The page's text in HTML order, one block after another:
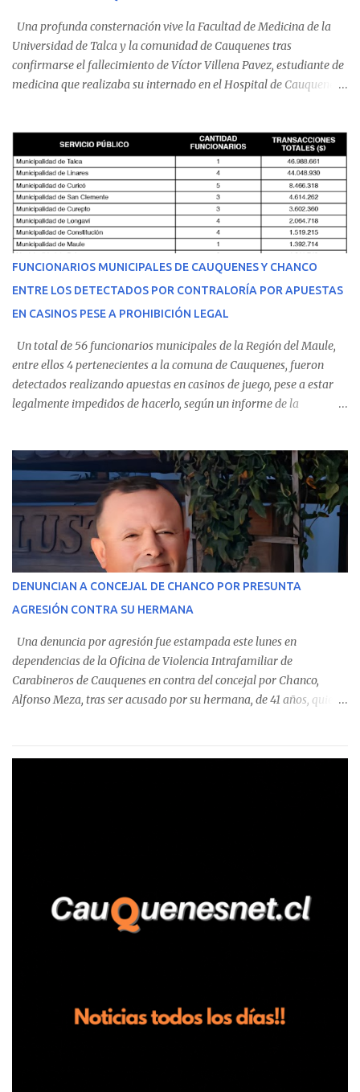
Una profunda consternación vive la Facultad de Medicina de la
Universidad de Talca y la comunidad de Cauquenes tras
confirmarse el fallecimiento de Víctor Villena Pavez, estudiante de
medicina que realizaba su internado en el Hospital de Cauquenes.
malestares físicos. Dada la complejidad de su estado de salud, el
equipo médico determinó su traslado de urgencia al Hospital
Regional de Talca y dado la urgencia la ambulancia partió hacia
Talca con escolta de Carabineros. En medio del traslado, el
estudiante de medicina de 25 años, se agravó y pese a los esfuerzos
del personal de emergencia terminó falleciendo, sin alcanzar a
recibir atención especializada en el centro de destino. Apenas se
conoció la gravedad de su condición, sus padres —residentes en
Villarrica— se trasladaron a Cauquenes con la esperanza de una
evolución favorable. No obstante, alrededo...
FUNCIONARIOS MUNICIPALES DE CAUQUENES Y CHANCO
ENTRE LOS DETECTADOS POR CONTRALORÍA POR APUESTAS
EN CASINOS PESE A PROHIBICIÓN LEGAL
Un total de 56 funcionarios municipales de la Región del Maule,
entre ellos 4 pertenecientes a la comuna de Cauquenes, fueron
detectados realizando apuestas en casinos de juego, pese a estar
legalmente impedidos de hacerlo, según un informe de la
estableció que estos funcionarios —quienes administran o
custodian fondos públicos— efectuaron transacciones por un
monto total de $116.075.918 entre enero de 2024 y junio de 2025.
En el detalle regional, se indica que en la comuna de Cauquenes se
identificó a cuatro funcionarios involucrados en este tipo de
operaciones. Asimismo, se precisa que uno de los casos
corresponde a un funcionario de la Municipalidad de Chanco,
detectaron incumplimientos a la normativa vigente. El informe
precisa que la mayor cantidad de dinero apostado se registró en
Talca, donde...
DENUNCIAN A CONCEJAL DE CHANCO POR PRESUNTA
AGRESIÓN CONTRA SU HERMANA
Una denuncia por agresión fue estampada este lunes en
dependencias de la Oficina de Violencia Intrafamiliar de
Carabineros de Cauquenes en contra del concejal por Chanco,
Alfonso Meza, tras ser acusado por su hermana, de 41 años, quien
relató que los hechos ocurrieron cerca de las 11:30 horas en el
trabajadores, el edil descendió del vehículo y, en medio de la
confrontación, la habría tomado de los hombros, empujado al
suelo y agredido con golpes de pies y manos, mientr...